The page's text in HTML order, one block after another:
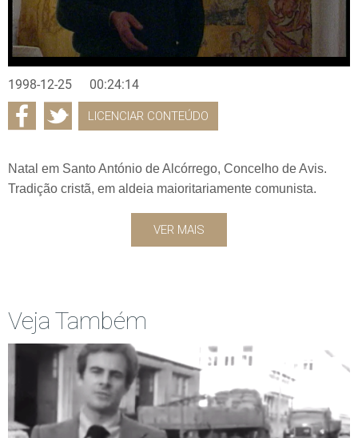
1998-12-25 00:24:14
LICENCIAR CONTEÚDO
Natal em Santo António de Alcórrego, Concelho de Avis.
Tradição cristã, em aldeia maioritariamente comunista.
VER MAIS
Veja Também